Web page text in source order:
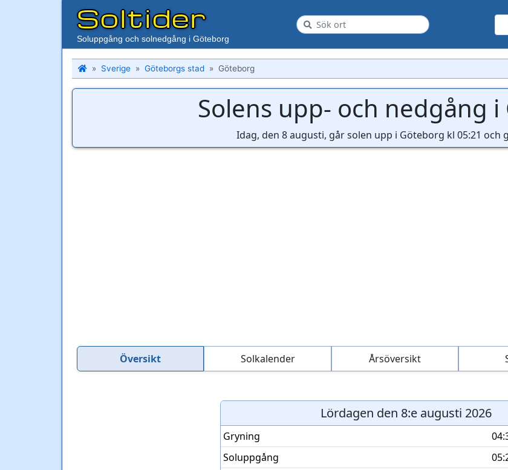
Soltider
Soluppgång och solnedgång i Göteborg
Sverige Göteborgs stad Göteborg
Solens upp- och nedgång
Idag, den 8 augusti, går solen upp i Göteborg kl 05:21 och
Översikt Solkalender Årsöversikt
Lördagen den 8:e augusti 2026
Gryning
Soluppgång